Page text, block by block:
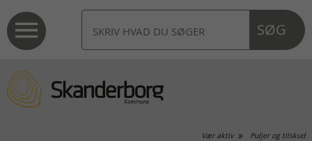
SØG
Vær aktiv Puljer og tilskud